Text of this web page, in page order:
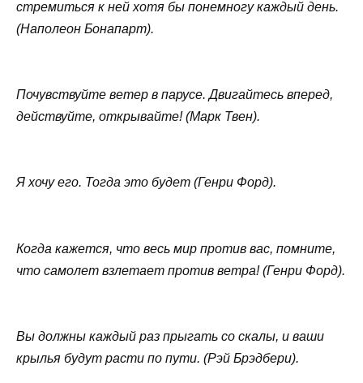
стремиться к ней хотя бы понемногу каждый день.
(Наполеон Бонапарт).
Почувствуйте ветер в парусе. Двигайтесь вперед,
действуйте, открывайте! (Марк Твен).
Я хочу его. Тогда это будет (Генри Форд).
Когда кажется, что весь мир против вас, помните,
что самолет взлетает против ветра! (Генри Форд).
Вы должны каждый раз прыгать со скалы, и ваши
крылья будут расти по пути. (Рэй Брэдбери).